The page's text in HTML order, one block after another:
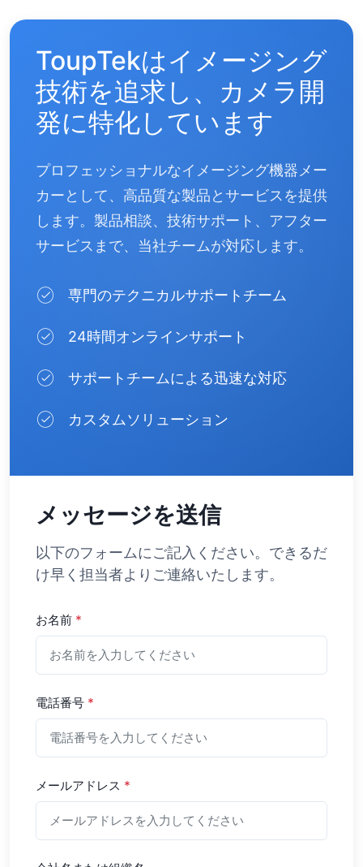
ToupTekはイメージング
技術を追求し、カメラ開
発に特化しています
プロフェッショナルなイメージング機器メー
カーとして、高品質な製品とサービスを提供
します。製品相談、技術サポート、アフター
サービスまで、当社チームが対応します。
専門のテクニカルサポートチーム
24時間オンラインサポート
サポートチームによる迅速な対応
カスタムソリューション
メッセージを送信
以下のフォームにご記入ください。できるだ
け早く担当者よりご連絡いたします。
お名前 *
電話番号 *
メールアドレス *